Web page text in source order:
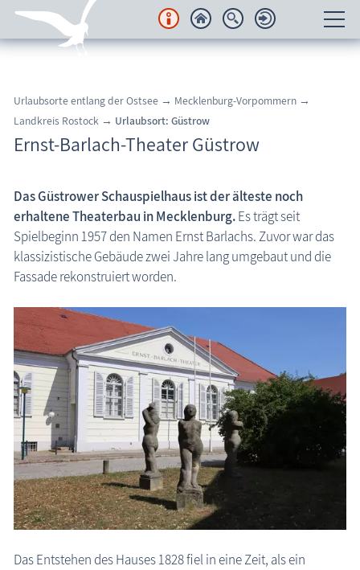
Regionales
Urlaubsorte
Karten
Freizeit
Wissenswertes
Veranstaltungen
Blog
Urlaubsorte entlang der Ostsee → Mecklenburg-Vorpommern →
Landkreis Rostock → Urlaubsort: Güstrow
Ernst-Barlach-Theater Güstrow
Das Güstrower Schauspielhaus ist der älteste noch
erhaltene Theaterbau in Mecklenburg.Es trägt seit
Spielbeginn 1957 den Namen Ernst Barlachs. Zuvor war das
klassizistische Gebäude zwei Jahre lang umgebaut und die
Fassade rekonstruiert worden.
Das Entstehen des Hauses 1828 fiel in eine Zeit, als ein